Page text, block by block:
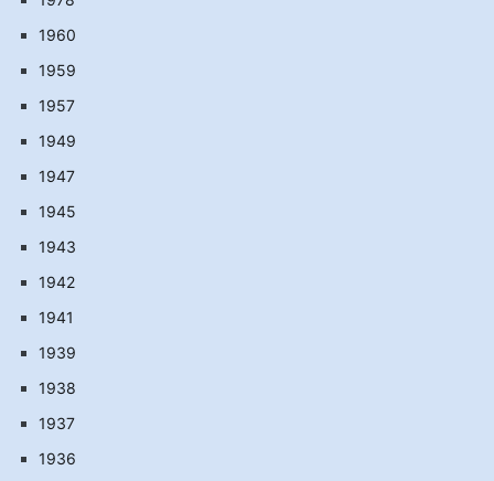
1960
1959
1957
1949
1947
1945
1943
1942
1941
1939
1938
1937
1936